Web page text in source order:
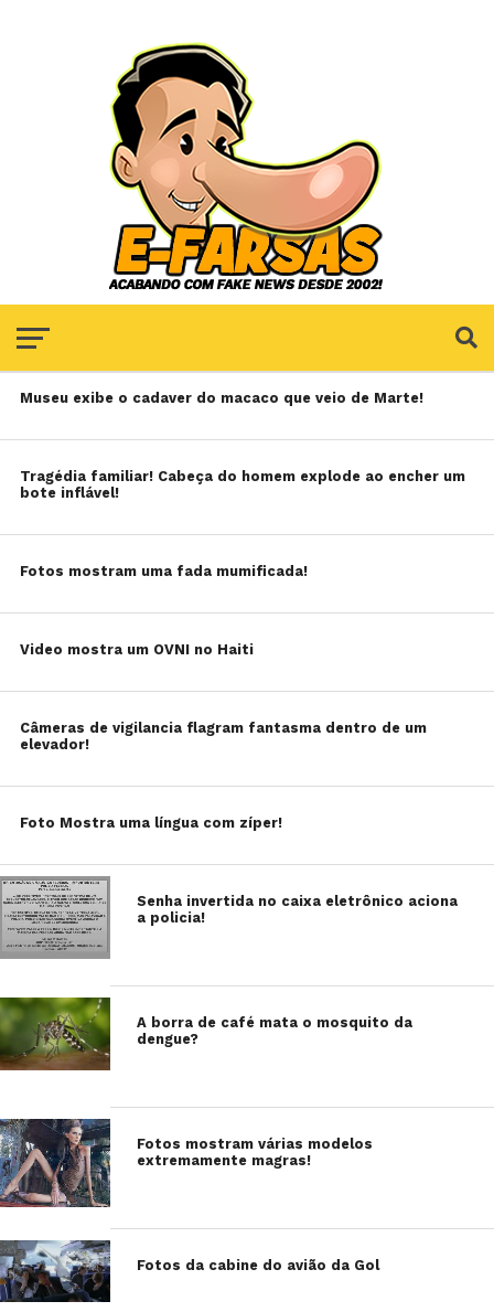
Museu exibe o cadaver do macaco que veio de Marte!
Tragédia familiar! Cabeça do homem explode ao encher um
bote inflável!
Fotos mostram uma fada mumificada!
Video mostra um OVNI no Haiti
Câmeras de vigilancia flagram fantasma dentro de um
elevador!
Foto Mostra uma língua com zíper!
Senha invertida no caixa eletrônico aciona
a policia!
A borra de café mata o mosquito da
dengue?
Fotos mostram várias modelos
extremamente magras!
Fotos da cabine do avião da Gol